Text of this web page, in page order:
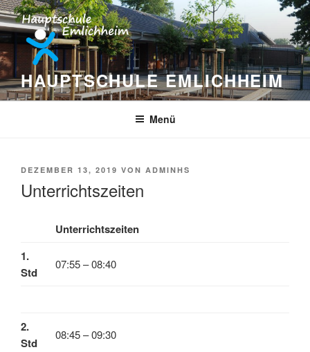
Zum
Inhalt
springen
HAUPTSCHULE EMLICHHEIM
Menü
VERÖFFENTLICHT
DEZEMBER 13, 2019 VON ADMINHS
Unterrichtszeiten
Unterrichtszeiten
1.
Std
07:55 – 08:40
2.
Std
08:45 – 09:30